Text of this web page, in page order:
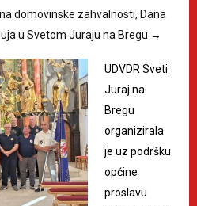
domovinske zahvalnosti, Dana
u Svetom Juraju na Bregu →
UDVDR Sveti
Juraj na
Bregu
organizirala
je uz podršku
općine
proslavu